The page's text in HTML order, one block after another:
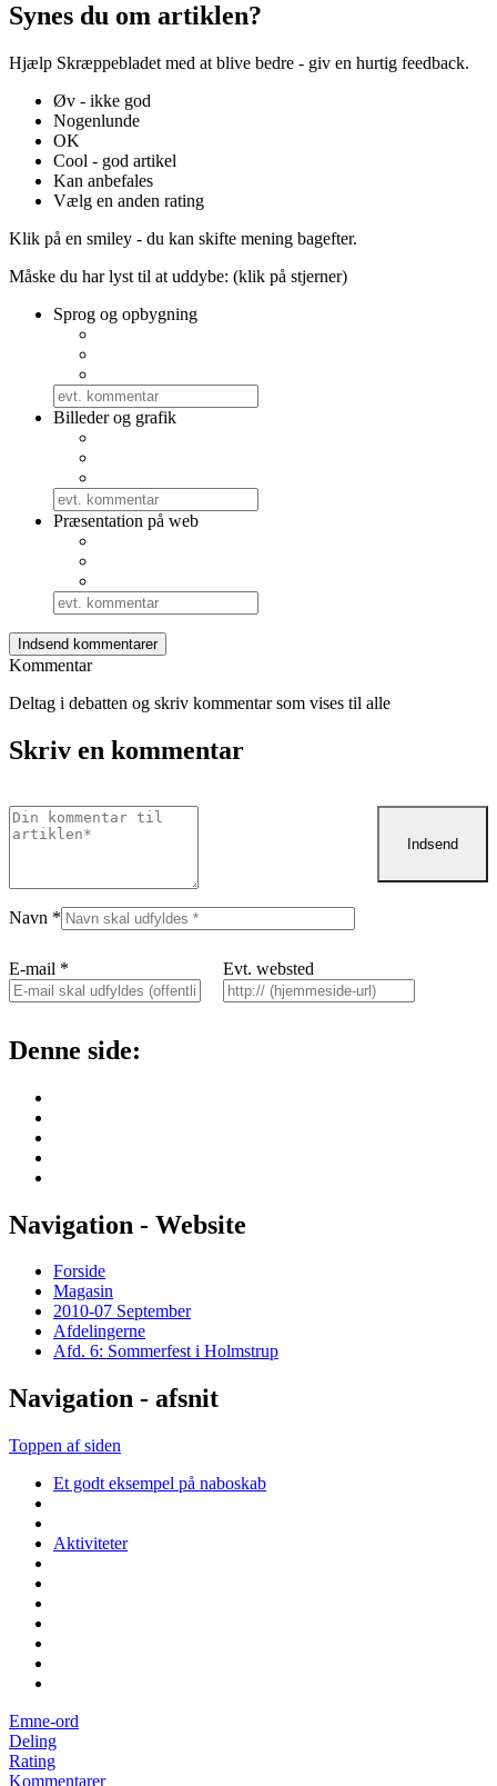
Synes du om artiklen?
Hjælp Skræppebladet med at blive bedre - giv en hurtig feedback.
Øv - ikke god
Nogenlunde
OK
Cool - god artikel
Kan anbefales
Vælg en anden rating
Klik på en smiley - du kan skifte mening bagefter.
Måske du har lyst til at uddybe: (klik på stjerner)
Sprog og opbygning
Billeder og grafik
Præsentation på web
Kommentar
Deltag i debatten og skriv kommentar som vises til alle
Skriv en kommentar
Navn *
E-mail * Evt. websted
Denne side:
Navigation - Website
Forside
Magasin
2010-07 September
Afdelingerne
Afd. 6: Sommerfest i Holmstrup
Navigation - afsnit
Toppen af siden
Et godt eksempel på naboskab
Aktiviteter
Emne-ord
Deling
Rating
Kommentarer